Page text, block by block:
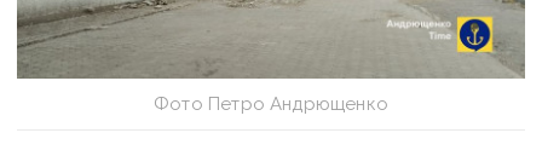
Фото Петро Андрющенко